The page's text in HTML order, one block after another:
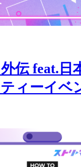
伝 feat.日
ィーイベ